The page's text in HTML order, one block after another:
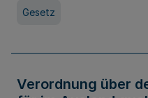
Gesetz
Verordnung über